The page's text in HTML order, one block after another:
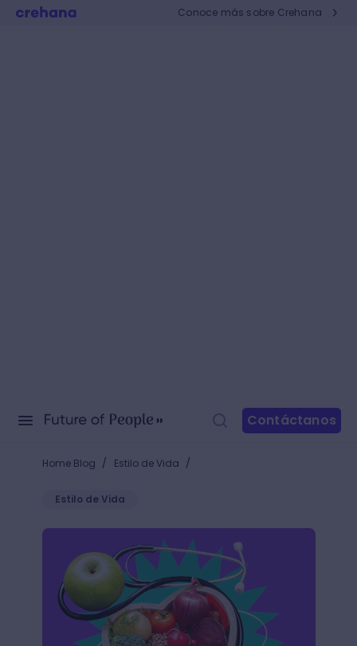
Conoce más sobre Crehana
Contáctanos
Home Blog / Estilo de Vida /
Estilo de Vida
Nutrición saludable: la guía que necesitas para